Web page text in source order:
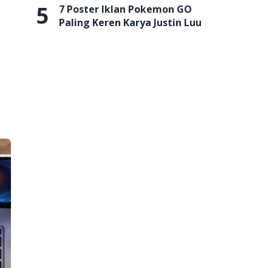
5
7 Poster Iklan Pokemon GO
Paling Keren Karya Justin Luu